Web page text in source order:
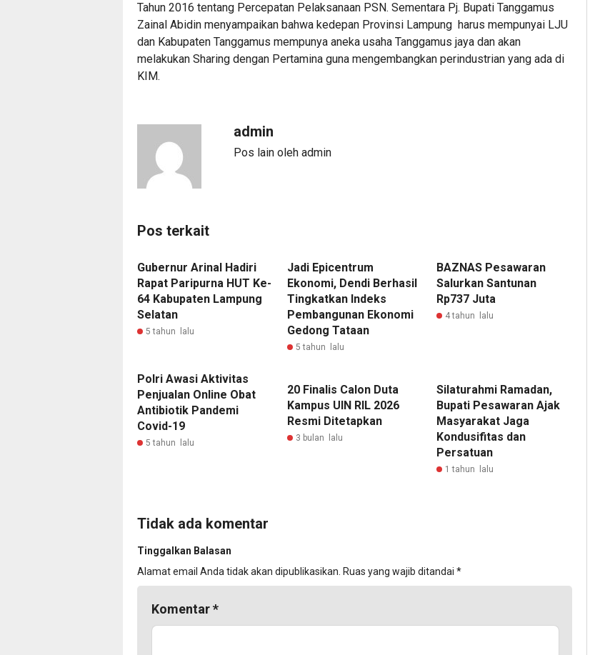
Tahun 2016 tentang Percepatan Pelaksanaan PSN. Sementara Pj. Bupati Tanggamus
Zainal Abidin menyampaikan bahwa kedepan Provinsi Lampung harus mempunyai LJU
dan Kabupaten Tanggamus mempunya aneka usaha Tanggamus jaya dan akan
melakukan Sharing dengan Pertamina guna mengembangkan perindustrian yang ada di
KIM.
admin
Pos lain oleh admin
Pos terkait
Gubernur Arinal Hadiri
Rapat Paripurna HUT Ke-
64 Kabupaten Lampung
Selatan
5 tahun lalu
Jadi Epicentrum
Ekonomi, Dendi Berhasil
Tingkatkan Indeks
Pembangunan Ekonomi
Gedong Tataan
5 tahun lalu
BAZNAS Pesawaran
Salurkan Santunan
Rp737 Juta
4 tahun lalu
Polri Awasi Aktivitas
Penjualan Online Obat
Antibiotik Pandemi
Covid-19
5 tahun lalu
20 Finalis Calon Duta
Kampus UIN RIL 2026
Resmi Ditetapkan
3 bulan lalu
‎Silaturahmi Ramadan,
Bupati Pesawaran Ajak
Masyarakat Jaga
Kondusifitas dan
Persatuan
1 tahun lalu
Tidak ada komentar
Tinggalkan Balasan
Alamat email Anda tidak akan dipublikasikan. Ruas yang wajib ditandai *
Komentar*